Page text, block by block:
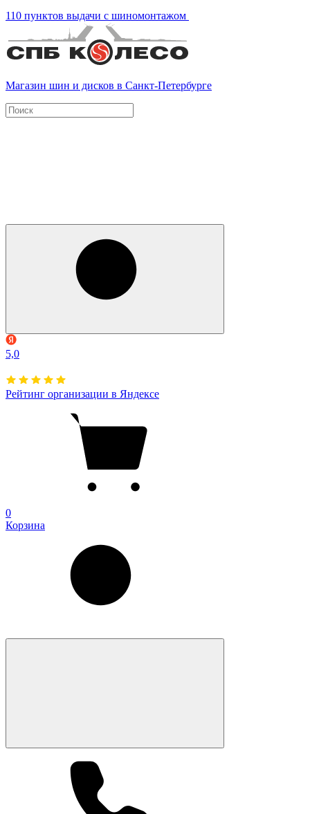
110 пунктов выдачи с шиномонтажом
Магазин шин и дисков в Санкт-Петербурге
5,0
Рейтинг организации в Яндексе
0
Корзина